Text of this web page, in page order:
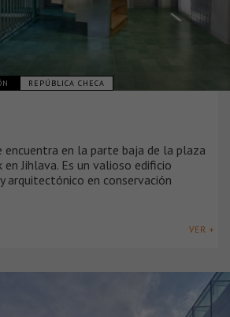
REPÚBLICA CHECA
encuentra en la parte baja de la plaza
en Jihlava. Es un valioso edificio
arquitectónico en conservación
VER +